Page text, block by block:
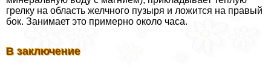
грелку на область желчного пузыря и ложится на правый
бок. Занимает это примерно около часа.
В заключение